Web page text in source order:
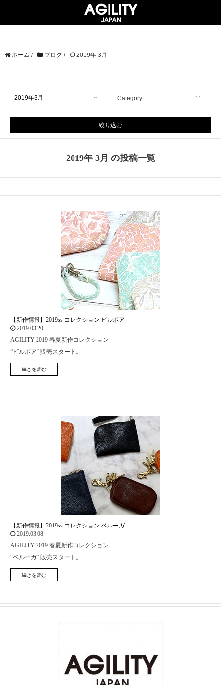
ホーム / ブログ / 2019年 3月
Category
AGILITY Affa(アジリティ アフ
ァ)
ブランド
絞り込む
2019年 3月 の投稿一覧
【新作情報】2019ss コレクション ビルボア
2019.03.20
AGILITY 2019 春夏新作コレクション
“ビルボア” 販売スタート。
続きを読む
【新作情報】2019ss コレクション ベルーガ
2019.03.08
AGILITY 2019 春夏新作コレクション
“ベルーガ” 販売スタート。
続きを読む